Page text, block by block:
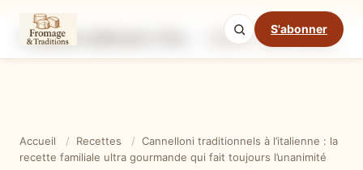
S'abonner
Ingrédients Étapes
Mode cuisine
Accueil / Recettes / Cannelloni traditionnels à l’italienne : la
recette familiale ultra gourmande qui fait toujours l’unanimité